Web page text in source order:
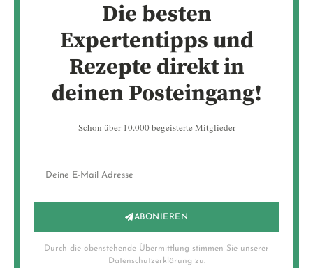
Die besten
Expertentipps und
Rezepte direkt in
deinen Posteingang!
Schon über 10.000 begeisterte Mitglieder
ABONIEREN
Durch die obenstehende Übermittlung stimmen Sie unserer
Datenschutzerklärung zu.